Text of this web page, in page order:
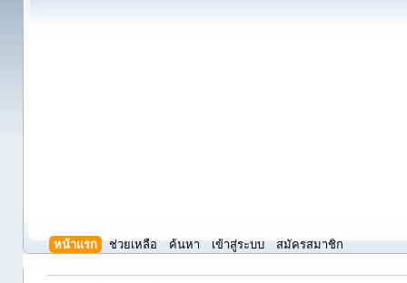
หน้าแรก ช่วยเหลือ ค้นหา เข้าสู่ระบบ สมัครสมาชิก